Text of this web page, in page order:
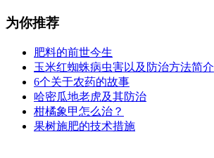
为你推荐
肥料的前世今生
玉米红蜘蛛病虫害以及防治方法简介
6个关于农药的故事
哈密瓜地老虎及其防治
柑橘象甲怎么治？
果树施肥的技术措施